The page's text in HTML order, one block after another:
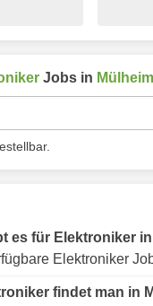
Jobs in
es für Elektroniker
Elektroniker
findet man in